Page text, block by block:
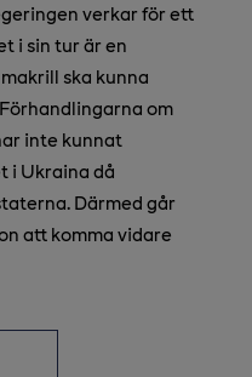
verkar för ett
i sin tur är en
ska kunna
om
inte kunnat
i Ukraina då
Därmed går
att komma vidare